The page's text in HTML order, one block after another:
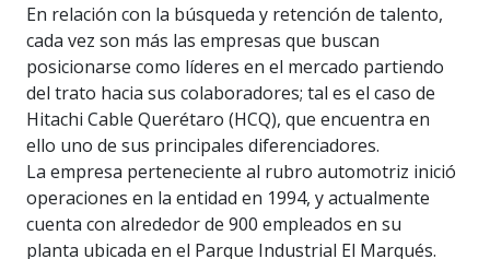
En relación con la búsqueda y retención de talento,
cada vez son más las empresas que buscan
posicionarse como líderes en el mercado partiendo
del trato hacia sus colaboradores; tal es el caso de
Hitachi Cable Querétaro (HCQ), que encuentra en
ello uno de sus principales diferenciadores.
La empresa perteneciente al rubro automotriz inició
operaciones en la entidad en 1994, y actualmente
cuenta con alrededor de 900 empleados en su
planta ubicada en el Parque Industrial El Marqués.